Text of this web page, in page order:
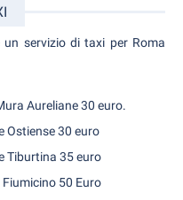
un servizio di taxi per Roma
Aureliane 30 euro.
Ostiense 30 euro
Tiburtina 35 euro
50 Euro